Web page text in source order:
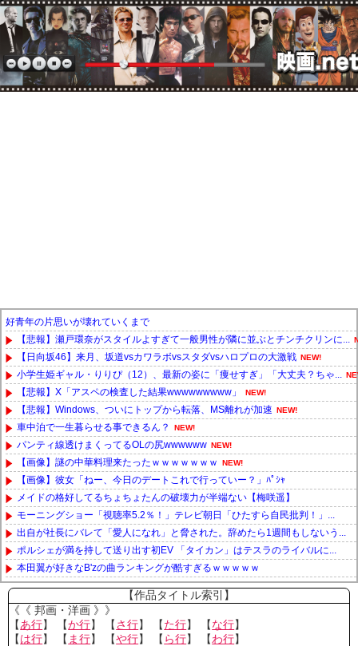
好青年の片思いが壊れていくまで
【悲報】瀬戸環奈がスタイルよすぎて一般男性が隣に並ぶとチンチクリンに...
【日向坂46】来月、坂道vsカワラボvsスタダvsハロプロの大激戦 NEW!
小学生姫ギャル・りりぴ（12）、最新の姿に「痩せすぎ」「大丈夫？ちゃ...
【悲報】X「アスペの検査した結果wwwwwwwww」 NEW!
【悲報】Windows、ついにトップから転落、MS離れが加速 NEW!
車中泊で一生暮らせる事できるん？ NEW!
パンティ線透けまくってるOLの尻wwwwww NEW!
【画像】謎の中華料理来たったｗｗｗｗｗｗｗ NEW!
【画像】彼女「ねー、今日のデートこれで行っていー？」ﾊﾟｼｬ
メイドの格好してるちょちょたんの破壊力が半端ない【梅咲遥】
モーニングショー「視聴率5.2％！」テレビ朝日「ひたすら自民批判！」...
出自が社長にバレて「愛人になれ」と脅された。辞めたら1週間もしないう...
ポルシェが満を持して送り出す初EV 「タイカン」はテスラのライバルに...
本田翼が好きなB'zの曲ランキングが酷すぎるｗｗｗｗｗ
Powered by livedoor 相互RSS
【作品タイトル索引】
《《 邦画・洋画 》》
【あ行】 【か行】 【さ行】 【た行】 【な行】
【は行】 【 ま行】 【や行】 【 ら行】 【わ行】